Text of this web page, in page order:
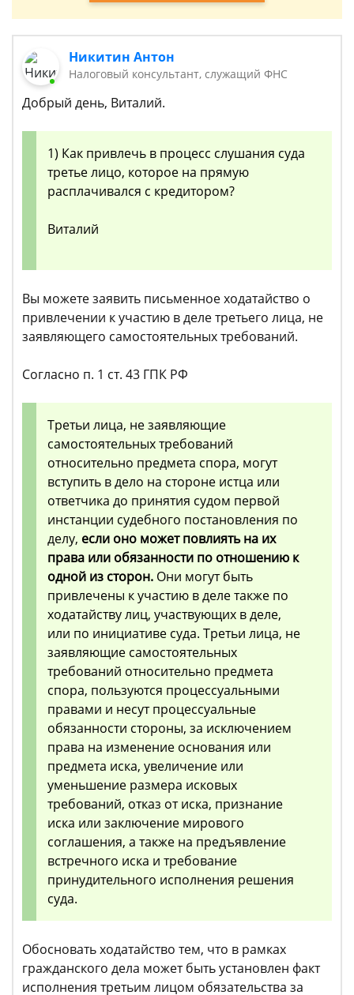
Никитин Антон
Налоговый консультант, служащий ФНС
Добрый день, Виталий.
1) Как привлечь в процесс слушания суда
третье лицо, которое на прямую
расплачивался с кредитором?
Виталий
Вы можете заявить письменное ходатайство о
привлечении к участию в деле третьего лица, не
заявляющего самостоятельных требований.
Согласно п. 1 ст. 43 ГПК РФ
Третьи лица, не заявляющие
самостоятельных требований
относительно предмета спора, могут
вступить в дело на стороне истца или
ответчика до принятия судом первой
инстанции судебного постановления по
делу, если оно может повлиять на их
права или обязанности по отношению к
одной из сторон. Они могут быть
привлечены к участию в деле также по
ходатайству лиц, участвующих в деле,
или по инициативе суда. Третьи лица, не
заявляющие самостоятельных
требований относительно предмета
спора, пользуются процессуальными
правами и несут процессуальные
обязанности стороны, за исключением
права на изменение основания или
предмета иска, увеличение или
уменьшение размера исковых
требований, отказ от иска, признание
иска или заключение мирового
соглашения, а также на предъявление
встречного иска и требование
принудительного исполнения решения
суда.
Обосновать ходатайство тем, что в рамках
гражданского дела может быть установлен факт
исполнения третьим лицом обязательства за